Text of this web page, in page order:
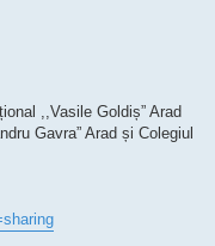
,,Vasile Goldiș” Arad
Gavra” Arad și Colegiul